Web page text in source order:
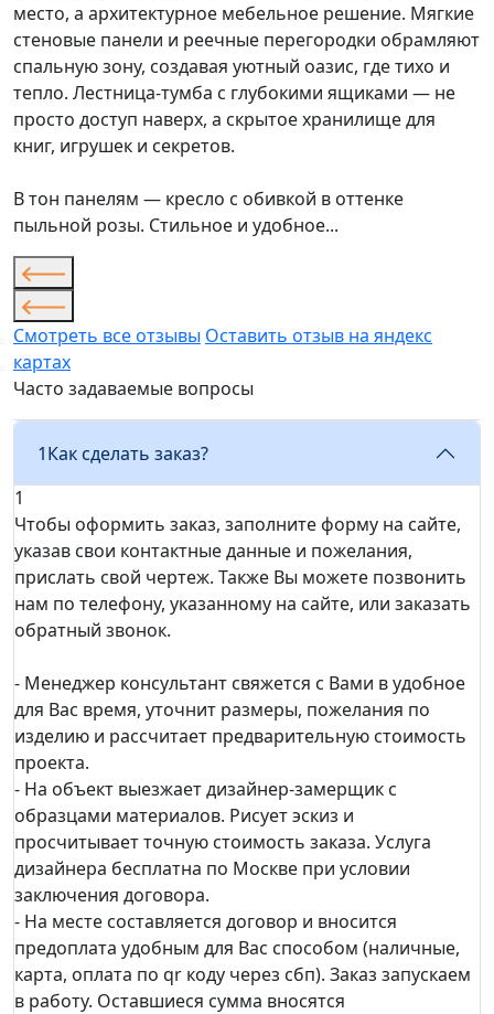
место, а архитектурное мебельное решение. Мягкие
стеновые панели и реечные перегородки обрамляют
спальную зону, создавая уютный оазис, где тихо и
тепло. Лестница-тумба с глубокими ящиками — не
просто доступ наверх, а скрытое хранилище для
книг, игрушек и секретов.
В тон панелям — кресло с обивкой в оттенке
пыльной розы. Стильное и удобное...
Смотреть все отзывы Оставить отзыв на яндекс
картах
Часто задаваемые вопросы
1Как сделать заказ?
1
Чтобы оформить заказ, заполните форму на сайте,
указав свои контактные данные и пожелания,
прислать свой чертеж. Также Вы можете позвонить
нам по телефону, указанному на сайте, или заказать
обратный звонок.
- Менеджер консультант свяжется с Вами в удобное
для Вас время, уточнит размеры, пожелания по
изделию и рассчитает предварительную стоимость
проекта.
- На объект выезжает дизайнер-замерщик с
образцами материалов. Рисует эскиз и
просчитывает точную стоимость заказа. Услуга
дизайнера бесплатна по Москве при условии
заключения договора.
- На месте составляется договор и вносится
предоплата удобным для Вас способом (наличные,
карта, оплата по qr коду через сбп). Заказ запускаем
в работу. Оставшиеся сумма вносятся